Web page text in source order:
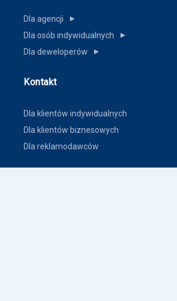
Dla agencji ▼
Dla osób indywidualnych ▼
Dla deweloperów ▼
Kontakt
Dla klientów indywidualnych
Dla klientów biznesowych
Dla reklamodawców